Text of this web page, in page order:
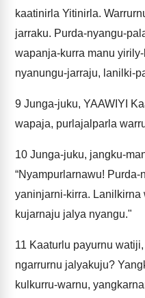
kaatinirla Yitinirla.
jarraku. Purda-nyangu-
wapanja-kurra manu
nyanungu-jarraju, lanilki-
9 Junga-juku, YAAWIYI
wapaja, purlajalparla
10 Junga-juku, jangku-
“Nyampurlarnawu!
yaninjarni-kirra. Lanilkirna
kujarnaju jalya nyangu."
11 Kaaturlu payurnu
ngarrurnu jalyakuju?
kulkurru-warnu,